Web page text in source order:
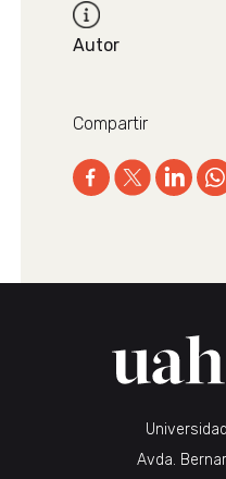
Autor
Compartir
Avda.